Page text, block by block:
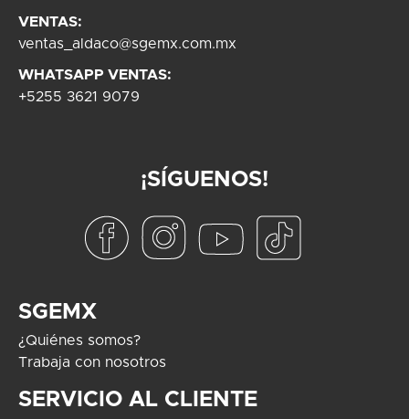
VENTAS:
ventas_aldaco@sgemx.com.mx
WHATSAPP VENTAS:
+5255 3621 9079
¡SÍGUENOS!
SGEMX
¿Quiénes somos?
Trabaja con nosotros
SERVICIO AL CLIENTE